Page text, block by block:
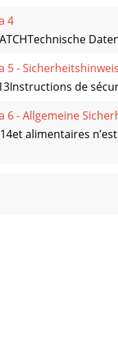
4
5 -
de
6 - Allgemeine
alimentaires